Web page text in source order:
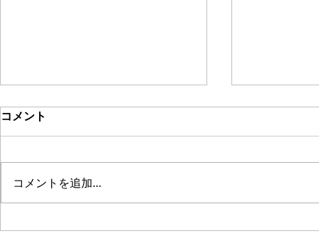
コメント
コメントを追加…